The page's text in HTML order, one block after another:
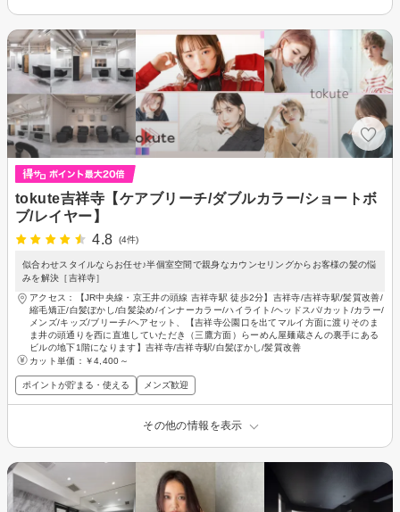
tokute吉祥寺【ケアブリーチ/ダブルカラー/ショートボ
ブ/レイヤー】
4.8
(4件)
似合わせスタイルならお任せ♪半個室空間で親身なカウンセリングからお客様の髪の悩
みを解決［吉祥寺］
アクセス：【JR中央線・京王井の頭線 吉祥寺駅 徒歩2分】吉祥寺/吉祥寺駅/髪質改善/
縮毛矯正/白髪ぼかし/白髪染め/インナーカラー/ハイライト/ヘッドスパ/カット/カラー/
メンズ/キッズ/ブリーチ/ヘアセット、【吉祥寺公園口を出てマルイ方面に渡りそのま
ま井の頭通りを西に直進していただき（三鷹方面）らーめん屋麺蔵さんの裏手にある
ビルの地下1階になります】吉祥寺/吉祥寺駅/白髪ぼかし/髪質改善
カット単価： ￥4,400～
ポイントが貯まる・使える メンズ歓迎
その他の情報を表示